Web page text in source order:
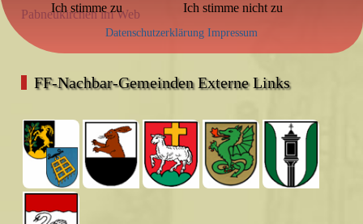
Pabneukirchen im Web
FF-Nachbar-Gemeinden Externe Links
Ich stimme zu Ich stimme nicht zu
Datenschutzerklärung Impressum